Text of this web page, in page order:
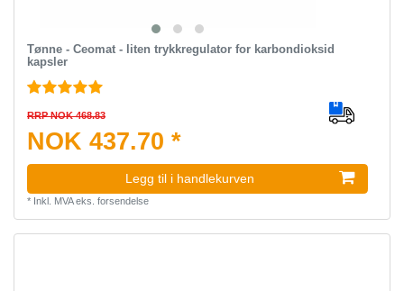
Tønne - Ceomat - liten trykkregulator for karbondioksid
kapsler
RRP NOK 468.83
NOK 437.70 *
Legg til i handlekurven
* Inkl. MVAeks. forsendelse